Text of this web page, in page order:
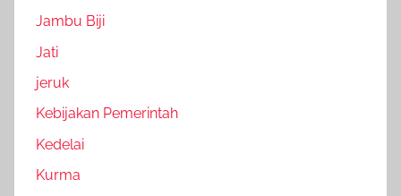
Jambu Biji
Jati
jeruk
Kebijakan Pemerintah
Kedelai
Kurma